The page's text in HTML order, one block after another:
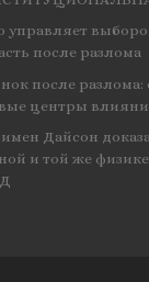
управляет
после разлома
после разлома:
центры
Дайсон
и той же